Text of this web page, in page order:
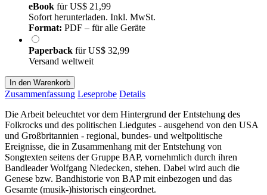
eBook fürUS$ 21,99
Sofort herunterladen. Inkl. MwSt.
Format: PDF – für alle Geräte
Paperback fürUS$ 32,99
Versand weltweit
In den Warenkorb
Zusammenfassung Leseprobe Details
Die Arbeit beleuchtet vor dem Hintergrund der Entstehung des
Folkrocks und des politischen Liedgutes - ausgehend von den USA
und Großbritannien - regional, bundes- und weltpolitische
Ereignisse, die in Zusammenhang mit der Entstehung von
Songtexten seitens der Gruppe BAP, vornehmlich durch ihren
Bandleader Wolfgang Niedecken, stehen. Dabei wird auch die
Genese bzw. Bandhistorie von BAP mit einbezogen und das
Gesamte (musik-)historisch eingeordnet.